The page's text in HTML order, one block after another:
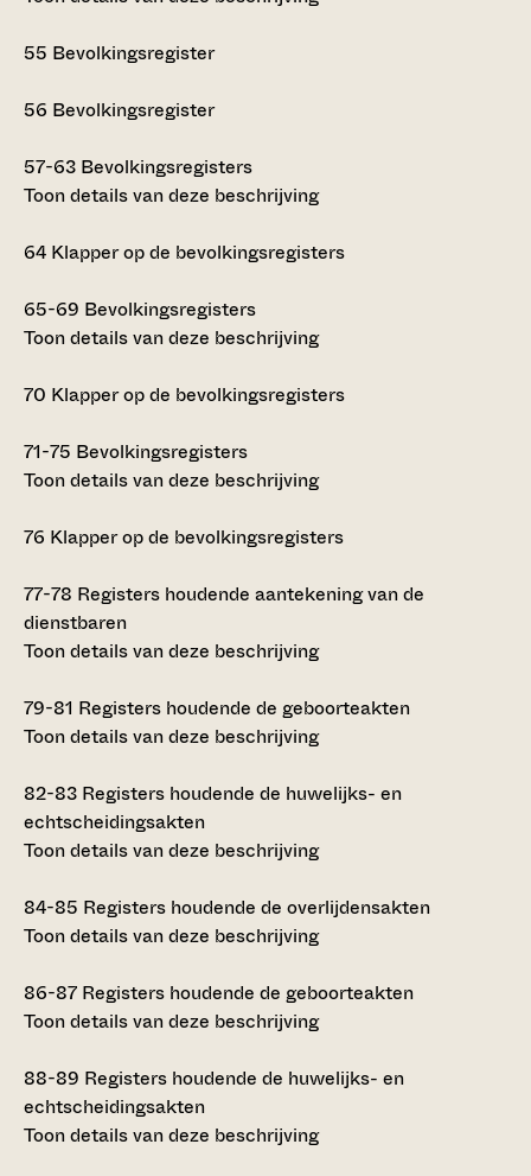
55 Bevolkingsregister
56 Bevolkingsregister
57-63 Bevolkingsregisters
Toon details van deze beschrijving
64 Klapper op de bevolkingsregisters
65-69 Bevolkingsregisters
Toon details van deze beschrijving
70 Klapper op de bevolkingsregisters
71-75 Bevolkingsregisters
Toon details van deze beschrijving
76 Klapper op de bevolkingsregisters
77-78 Registers houdende aantekening van de
dienstbaren
Toon details van deze beschrijving
79-81 Registers houdende de geboorteakten
Toon details van deze beschrijving
82-83 Registers houdende de huwelijks- en
echtscheidingsakten
Toon details van deze beschrijving
84-85 Registers houdende de overlijdensakten
Toon details van deze beschrijving
86-87 Registers houdende de geboorteakten
Toon details van deze beschrijving
88-89 Registers houdende de huwelijks- en
echtscheidingsakten
Toon details van deze beschrijving